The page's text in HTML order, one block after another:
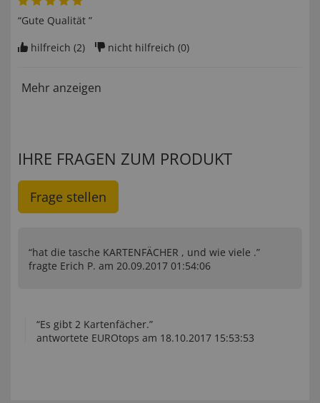
“Gute Qualität ”
hilfreich (2) nicht hilfreich (0)
Mehr anzeigen
IHRE FRAGEN ZUM PRODUKT
Frage stellen
“hat die tasche KARTENFÄCHER , und wie viele .”
fragte Erich P. am 20.09.2017 01:54:06
“Es gibt 2 Kartenfächer.”
antwortete EUROtops am 18.10.2017 15:53:53